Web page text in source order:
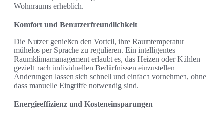
Wohnraums erheblich.
Komfort und Benutzerfreundlichkeit
Die Nutzer genießen den Vorteil, ihre Raumtemperatur
mühelos per Sprache zu regulieren. Ein intelligentes
Raumklimamanagement erlaubt es, das Heizen oder Kühlen
gezielt nach individuellen Bedürfnissen einzustellen.
Änderungen lassen sich schnell und einfach vornehmen, ohne
dass manuelle Eingriffe notwendig sind.
Energieeffizienz und Kosteneinsparungen